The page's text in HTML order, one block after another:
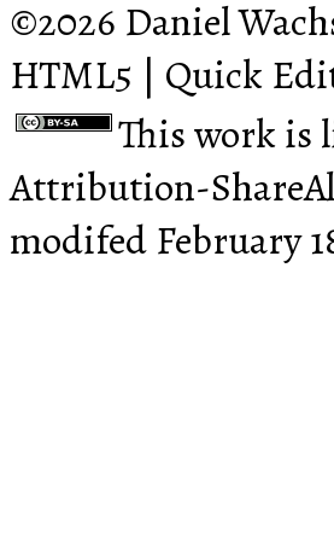
©2026 Daniel
HTML5 | Quick
This work is
Attribution-
modifed February